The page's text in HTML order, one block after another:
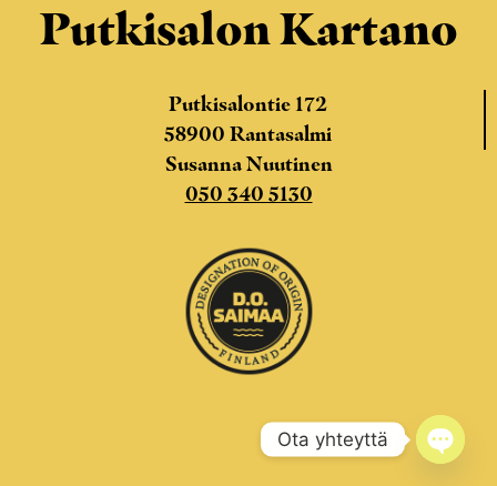
Putkisalon Kartano
Putkisalontie 172
58900 Rantasalmi
Susanna Nuutinen
050 340 5130
Ota yhteyttä